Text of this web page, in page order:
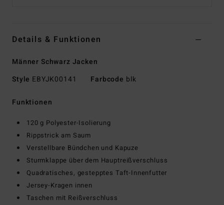
Details & Funktionen
Männer Schwarz Jacken
Style EBYJK00141 Farbcode blk
Funktionen
120 g Polyester-Isolierung
Rippstrick am Saum
Verstellbare Bündchen und Kapuze
Sturmklappe über dem Hauptreißverschluss
Quadratisches, gestepptes Taft-Innenfutter
Jersey-Kragen innen
Taschen mit Reißverschluss